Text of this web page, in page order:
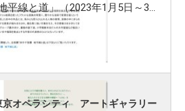
線と道」（2023年1月5日～3月
一部として制作した壁画です。
1月末に第1段階、2024年1月に第2
成しました。この後、2025年1月
おこない、第3段階と画面が変化
予定です。最終的には2025年12
...
京オペラシティ アートギャラリー